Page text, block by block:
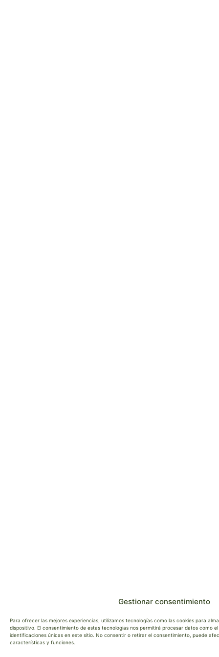
Gestionar consentimiento
Para ofrecer las mejores experiencias, utilizamos tecnologías como las cookies para
dispositivo. El consentimiento de estas tecnologías nos permitirá procesar datos como
identificaciones únicas en este sitio. No consentir o retirar el consentimiento, puede
características y funciones.